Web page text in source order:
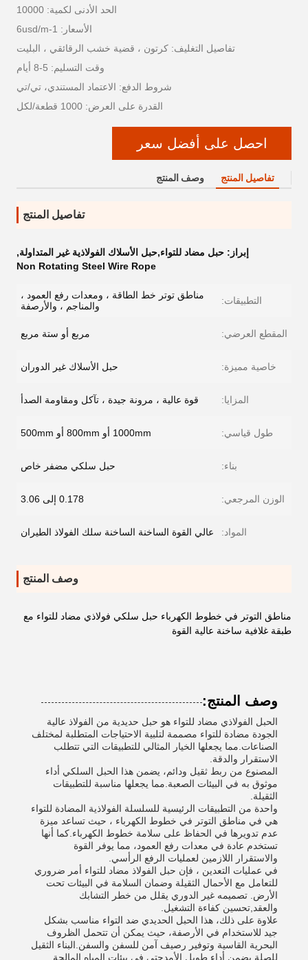
الحد الأدنى لكمية: 10000
الأسعار: 1-6usd/m
تفاصيل التغليف: كرتون ، قضية خشب الرقائقي ، البليت
وقت التسليم: 5-8 أيام
شروط الدفع: الاعتماد المستندي، تي/تي
القدرة على العرض: 1000 قطعة/لكل
احصل على أفضل سعر
تفاصيل المنتج وصف المنتج
تفاصيل المنتج
إبراز: حبل مضاد للتواء,حبل الأسلاك الفولاذية غير المتداولة,
Non Rotating Steel Wire Rope
التطبيقات:
مناطق توتر خط الطاقة ، ومعدات رفع العمود ،
والمناجم ، والأرصفة
المقطع العرضي: مربع أو ستة مربع
خاصية مميزة: حبل الأسلاك غير الدوران
المزايا: قوة عالية ، مرونة جيدة ، تآكل ومقاومة الصدأ
طول قياسي: 1000mm أو 800mm أو 500mm
بناء: حبل سلكي مضفر خاص
الوزن المرجعي: 0.178 إلى 3.06
المواد: عالي القوة الساخنة الساخنة سلك الفولاذ الطيران
وصف المنتج
مناطق التوتر في خطوط الكهرباء حبل سلكي فولاذي مضاد للتواء مع
طبقة غلافية ساخنة عالية القوة
وصف المنتج:
الحبل الفولاذي مضاد للتواء هو حبل حديدية من الفولاذ عالية
الجودة مضادة للتواء مصممة لتلبية الاحتياجات المتطلبة لمختلف
الصناعات.مما يجعلها الخيار المثالي للتطبيقات التي تتطلب
الاستقرار والدقة.
المصنوع من ربط ثقيل ودائم، يضمن هذا الحبل السلكي أداء
موثوق به في البيئات الصعبة.مما يجعلها مناسبة للتطبيقات
الثقيلة.
واحدة من التطبيقات الرئيسية للسلسلة الفولاذية المضادة للتواء
هي في مناطق التوتر في خطوط الكهرباء ، حيث تساعد ميزة
عدم تدويرها في الحفاظ على سلامة خطوط الكهرباء.كما أنها
تستخدم عادة في معدات رفع العمود، مما يوفر القوة
والاستقرار اللازمين لعمليات الرفع الرأسي.
في عمليات التعدين ، فإن حبل الفولاذ مضاد للتواء أمر ضروري
للتعامل مع الأحمال الثقيلة وضمان السلامة في البيئات تحت
الأرض. تصميمه غير الدوري يقلل من خطر التشابك
والعقد,تحسين كفاءة التشغيل.
علاوة على ذلك، هذا الحبل الحديدي ضد التواء مناسب بشكل
جيد للاستخدام في الأرصفة، حيث يمكن أن تتحمل الظروف
البحرية القاسية وتوفير رصيف آمن للسفن والسفن.البناء الثقيل
للصلة يضمن أداء طويل الأمدحتى في بيئات المياه المالحة.